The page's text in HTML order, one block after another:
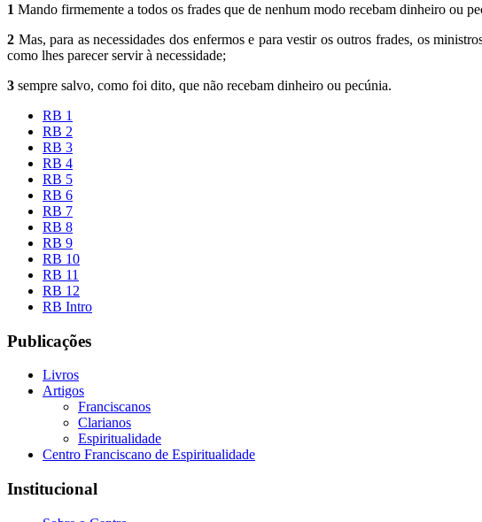
1 Mando firmemente a todos os frades que de nenhum modo recebam dinheiro ou
2 Mas, para as necessidades dos enfermos e para vestir os outros frades, os
como lhes parecer servir à necessidade;
3 sempre salvo, como foi dito, que não recebam dinheiro ou pecúnia.
RB 1
RB 2
RB 3
RB 4
RB 5
RB 6
RB 7
RB 8
RB 9
RB 10
RB 11
RB 12
RB Intro
Publicações
Livros
Artigos
Franciscanos
Clarianos
Espiritualidade
Centro Franciscano de Espiritualidade
Institucional